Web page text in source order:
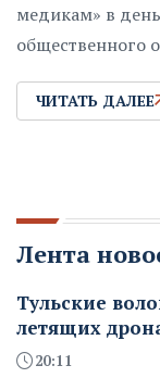
медикам» в
общественного
ЧИТАТЬ ДАЛЕЕ
Лента
Тульские
летящих
20:11